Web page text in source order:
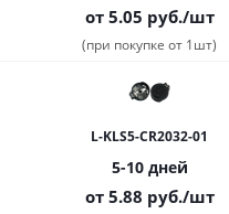
от 5.05 руб./шт
(при покупке от 1шт)
L-KLS5-CR2032-01
5-10 дней
от 5.88 руб./шт